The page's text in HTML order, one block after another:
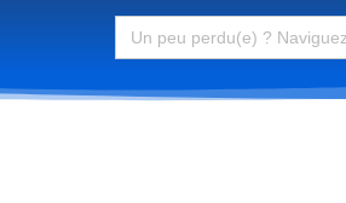
Search
for: